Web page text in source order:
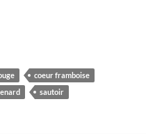
coeur framboise
sautoir